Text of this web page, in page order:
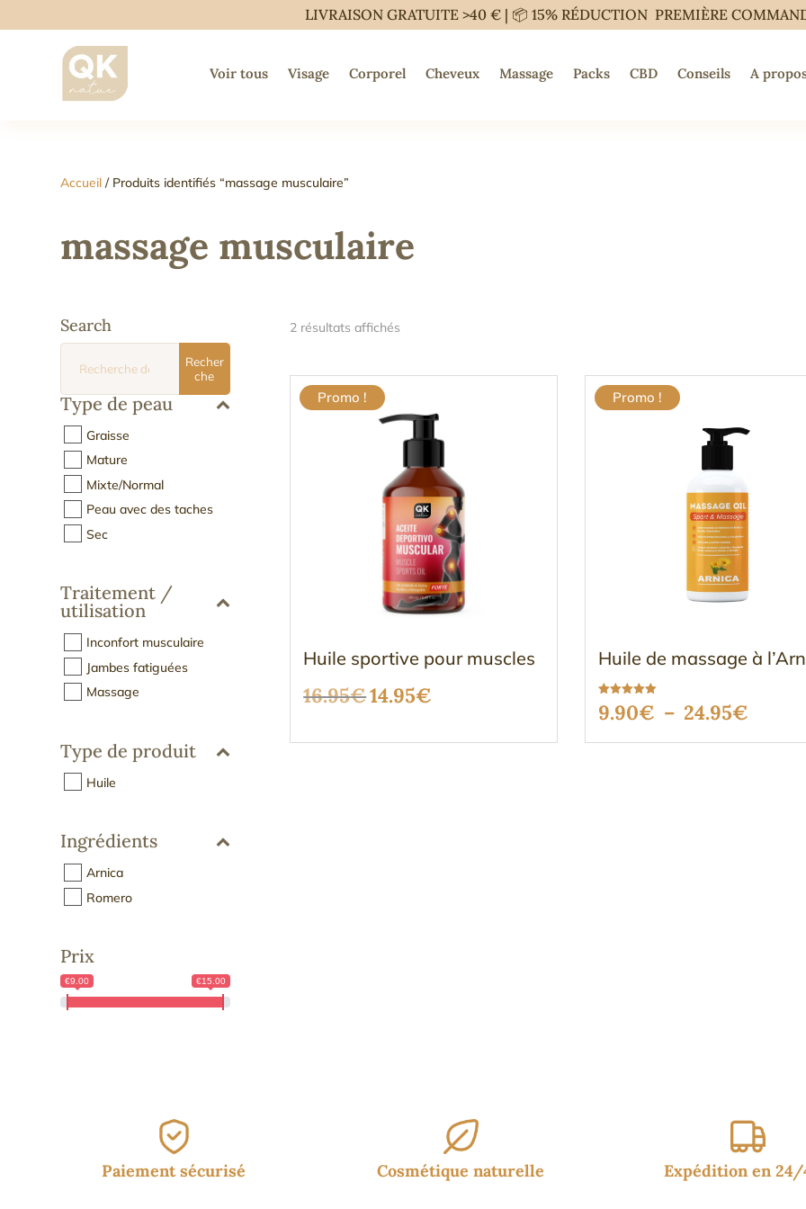
LIVRAISON GRATUITE >40 € | 📦 15% RÉDUCTION PREMIÈRE
Voir tous Visage Corporel Cheveux Massage Packs CBD Conseils A
Accueil / Produits identifiés “massage musculaire”
massage musculaire
Search
pour :
Recher
che
Type de peau
Graisse
Mature
Mixte/Normal
Peau avec des taches
Sec
Traitement /
utilisation
Inconfort musculaire
Jambes fatiguées
Massage
Type de produit
Huile
Ingrédients
Arnica
Romero
Prix
€9.00 €15.00
2 résultats affichés
Promo !
Huile sportive pour muscles
16.95€Le
14.95€
Promo !
Huile de massage à
Note
5.00
9.90€ – 24.95€
de
Paiement sécurisé Cosmétique naturelle Expédition en 24/